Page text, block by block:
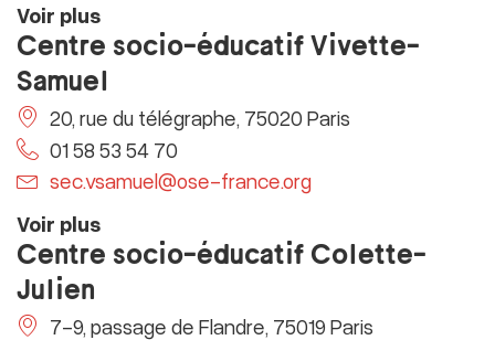
Voir plus
Centre socio-éducatif Vivette-
Samuel
20, rue du télégraphe, 75020 Paris
01 58 53 54 70
sec.vsamuel@ose-france.org
Voir plus
Centre socio-éducatif Colette-
Julien
7-9, passage de Flandre, 75019 Paris